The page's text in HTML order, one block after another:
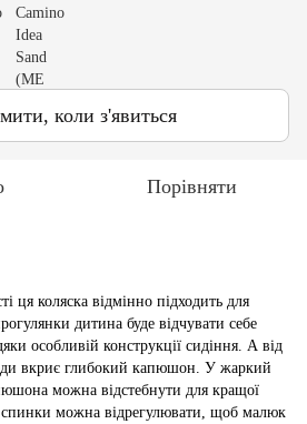
коли з'явиться
Порівняти
ця коляска відмінно підходить для
дитина буде відчувати себе
особливій конструкції сидіння. А від
вкриє глибокий капюшон. У жаркий
можна відстебнути для кращої
можна відрегулювати, щоб малюк